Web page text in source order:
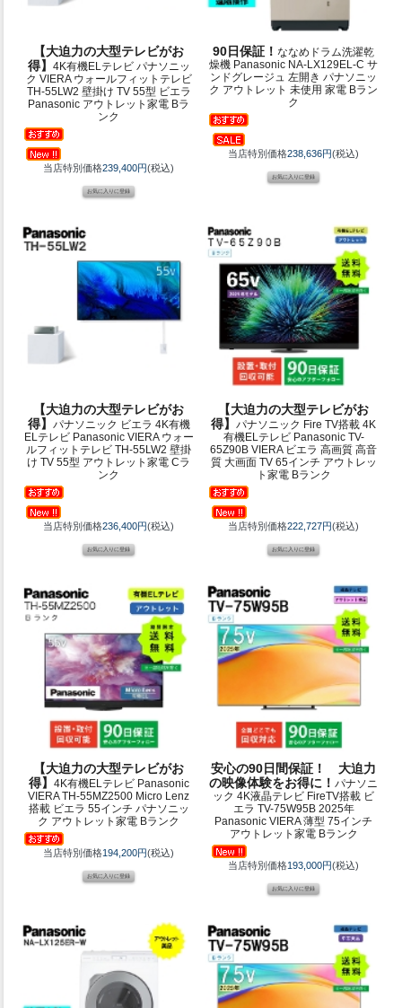
【大迫力の大型テレビがお
得】
4K有機ELテレビ パナソニッ
ク VIERA ウォールフィットテレビ
TH-55LW2 壁掛け TV 55型 ビエラ
Panasonic アウトレット家電 Bラ
ンク
当店特別価格239,400円(税込)
90日保証！ななめドラム洗濯乾
燥機 Panasonic NA-LX129EL-C サ
ンドグレージュ 左開き パナソニッ
ク アウトレット 未使用 家電 Bラン
ク
当店特別価格238,636円(税込)
【大迫力の大型テレビがお
得】
パナソニック ビエラ 4K有機
ELテレビ Panasonic VIERA ウォー
ルフィットテレビ TH-55LW2 壁掛
け TV 55型 アウトレット家電 Cラ
ンク
当店特別価格236,400円(税込)
【大迫力の大型テレビがお
得】パナソニック Fire TV搭載 4K
有機ELテレビ Panasonic TV-
65Z90B VIERA ビエラ 高画質 高音
質 大画面 TV 65インチ アウトレッ
ト家電 Bランク
当店特別価格222,727円(税込)
【大迫力の大型テレビがお
得】
4K有機ELテレビ Panasonic
VIERA TH-55MZ2500 Micro Lenz
搭載 ビエラ 55インチ パナソニッ
ク アウトレット家電 Bランク
当店特別価格194,200円(税込)
安心の90日間保証！ 大迫力
の映像体験をお得に！パナソニ
ック 4K液晶テレビ FireTV搭載 ビ
エラ TV-75W95B 2025年
Panasonic VIERA 薄型 75インチ
アウトレット家電 Bランク
当店特別価格193,000円(税込)